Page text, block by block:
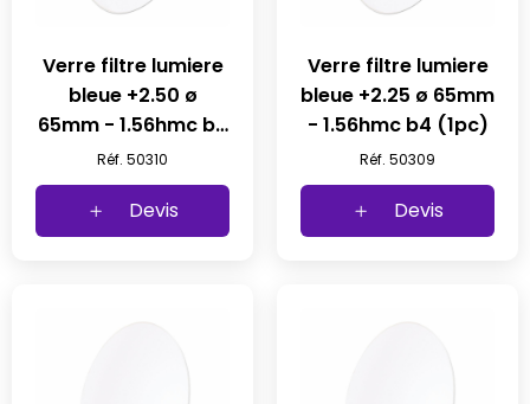
Verre filtre lumiere
bleue +2.50 ø
65mm - 1.56hmc b4
(1pc)
Réf. 50310
Devis
Verre filtre lumiere
bleue +2.25 ø 65mm
- 1.56hmc b4 (1pc)
Réf. 50309
Devis